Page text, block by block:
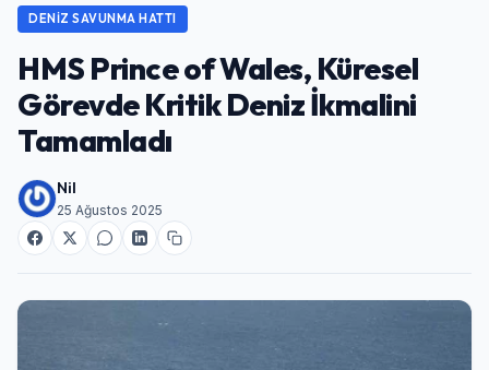
DENIZ SAVUNMA HATTI
HMS Prince of Wales, Küresel
Görevde Kritik Deniz İkmalini
Tamamladı
Nil
25 Ağustos 2025
Giriş Yap